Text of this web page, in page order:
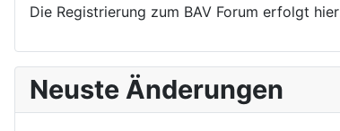
Die Registrierung zum BAV Forum erfolgt
Neuste Änderungen